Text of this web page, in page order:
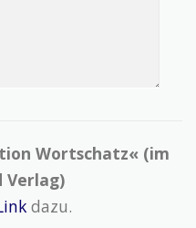
Wortschatz« (im
Verlag)
dazu.